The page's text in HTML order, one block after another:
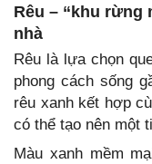
Rêu – “khu rừng
nhà
Rêu là lựa chọn
phong cách sống
rêu xanh kết hợp
có thể tạo nên một
Màu xanh mềm